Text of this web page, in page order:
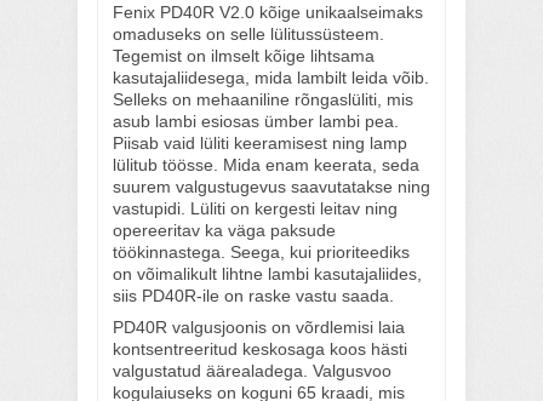
Fenix PD40R V2.0 kõige unikaalseimaks
omaduseks on selle lülitussüsteem.
Tegemist on ilmselt kõige lihtsama
kasutajaliidesega, mida lambilt leida võib.
Selleks on mehaaniline rõngaslüliti, mis
asub lambi esiosas ümber lambi pea.
Piisab vaid lüliti keeramisest ning lamp
lülitub töösse. Mida enam keerata, seda
suurem valgustugevus saavutatakse ning
vastupidi. Lüliti on kergesti leitav ning
opereeritav ka väga paksude
töökinnastega. Seega, kui prioriteediks
on võimalikult lihtne lambi kasutajaliides,
siis PD40R-ile on raske vastu saada.
PD40R valgusjoonis on võrdlemisi laia
kontsentreeritud keskosaga koos hästi
valgustatud äärealadega. Valgusvoo
kogulaiuseks on koguni 65 kraadi, mis